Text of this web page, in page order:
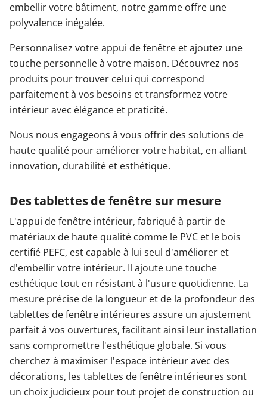
embellir votre bâtiment, notre gamme offre une
polyvalence inégalée.
Personnalisez votre appui de fenêtre et ajoutez une
touche personnelle à votre maison. Découvrez nos
produits pour trouver celui qui correspond
parfaitement à vos besoins et transformez votre
intérieur avec élégance et praticité.
Nous nous engageons à vous offrir des solutions de
haute qualité pour améliorer votre habitat, en alliant
innovation, durabilité et esthétique.
Des tablettes de fenêtre sur mesure
L'appui de fenêtre intérieur, fabriqué à partir de
matériaux de haute qualité comme le PVC et le bois
certifié PEFC, est capable à lui seul d'améliorer et
d'embellir votre intérieur. Il ajoute une touche
esthétique tout en résistant à l'usure quotidienne. La
mesure précise de la longueur et de la profondeur des
tablettes de fenêtre intérieures assure un ajustement
parfait à vos ouvertures, facilitant ainsi leur installation
sans compromettre l'esthétique globale. Si vous
cherchez à maximiser l'espace intérieur avec des
décorations, les tablettes de fenêtre intérieures sont
un choix judicieux pour tout projet de construction ou